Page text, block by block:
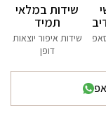
שידות במלאי
תמיד
שידות איפור יוצאות
דופן